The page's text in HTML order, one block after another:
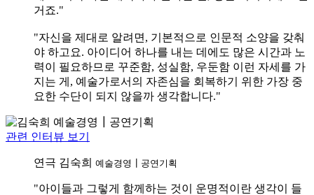
거죠."
"자신을 제대로 알려면, 기본적으로 인문적 소양을 갖춰
야 하고요. 아이디어 하나를 내는 데에도 많은 시간과 노
력이 필요하므로 꾸준함, 성실함, 우둔함 이런 자세를 가
지는 게, 예술가로서의 자존심을 회복하기 위한 가장 중
요한 수단이 되지 않을까 생각합니다."
관련 인터뷰 보기
연극 김숙희 예술경영┃공연기획
"아이들과 그렇게 함께하는 것이 운명적이란 생각이 들